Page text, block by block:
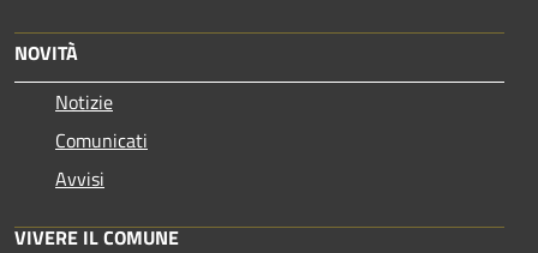
NOVITÀ
Notizie
Comunicati
Avvisi
VIVERE IL COMUNE